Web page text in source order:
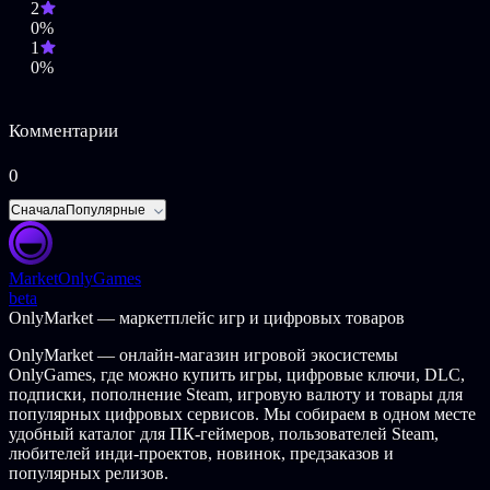
2
0%
1
0%
Комментарии
0
СначалаПопулярные
MarketOnlyGames
beta
OnlyMarket — маркетплейс игр и цифровых товаров
OnlyMarket — онлайн-магазин игровой экосистемы
OnlyGames, где можно купить игры, цифровые ключи, DLC,
подписки, пополнение Steam, игровую валюту и товары для
популярных цифровых сервисов. Мы собираем в одном месте
удобный каталог для ПК-геймеров, пользователей Steam,
любителей инди-проектов, новинок, предзаказов и
популярных релизов.